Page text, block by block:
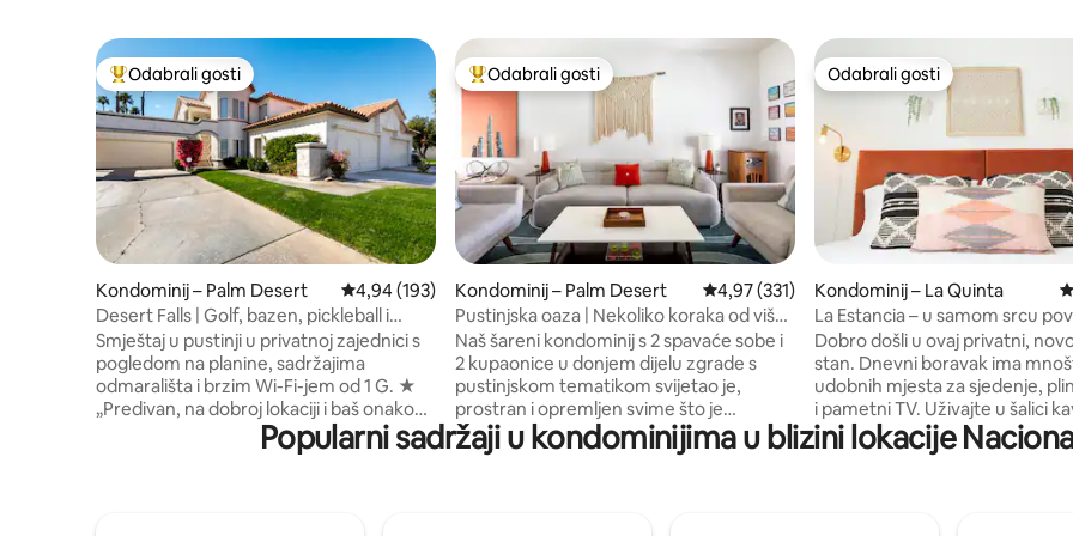
Među najviše rangiranima s oznakom „Odabrali gosti”
Odabrali gosti
Kondominij – Palm Desert Prosječna ocjena: 4,94/5, recenzija: 193
4,94 (193)
Desert Falls | Golf, bazen, pickleball i
teretana
Smještaj u pustinji u privatnoj zajednici s
pogledom na planine, sadržajima
odmarališta i brzim Wi-Fi-jem od 1 G. ★
„Predivan, na dobroj lokaciji i baš onako
lijep kao što je prikazan na internetu.” ☞
Terasa s roštiljem i blagovaonicom na
Među najviše rangiranima s oznakom „Odabrali gosti”
Odabrali gosti
Kondominij – Palm Desert Prosječna ocjena: 4,97/5, recenzija: 331
4,97 (331)
Pustinjska oaza | Nekoliko koraka od više
bazena i spa centara
Naš šareni kondominij s 2 spavaće sobe i
2 kupaonice u donjem dijelu zgrade s
pustinjskom tematikom svijetao je,
prostran i opremljen svime što je
potrebno za opuštajući odmor. Odličan
Wi-Fi za pozive na Zoomu ako je
Odabrali gosti
Odabrali gosti
Kondominij – La Quinta
La Estancia – u samom srcu
jezgre La Quinte
Dobro došli u ovaj privatni,
stan. Dnevni boravak ima
udobnih mjesta za sjedenje,
i pametni TV. Uživajte u šalici
skuhajte omiljeno jelo u punoj
Spavaća soba ima bračni krevet
Popularni sadržaji u kondominijima u blizini lokacije